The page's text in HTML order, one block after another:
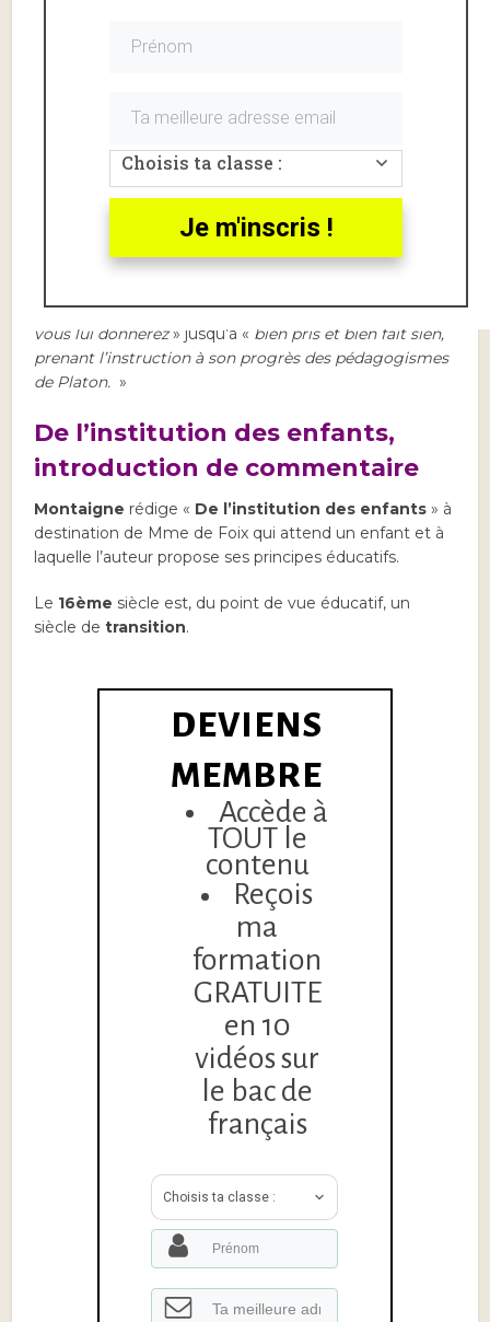
Voici un commentaire du chapitre 26 du premier livre
Montaigne: «De l’institution des
» (1580) .
L’extrait analysé va de «La charge du gouverneur que
vous lui donnerez» jusqu’à « bien pris et bien fait sien,
prenant l’instruction à son progrès des pédagogismes
de Platon. »
De l’institution des enfants,
introduction de commentaire
Montaigne rédige « De l’institution des enfants» à
destination de Mme de Foix qui attend un enfant et à
laquelle l’auteur propose ses principes éducatifs.
Le 16ème siècle est, du point de vue éducatif, un
siècle detransition.
DEVIENS
MEMBRE
Accède à
TOUT le
contenu
Reçois
ma
formation
GRATUITE
en 10
vidéos sur
le bac de
français
Choisis ta classe :
Choisis ta classe :
Je m'inscris !